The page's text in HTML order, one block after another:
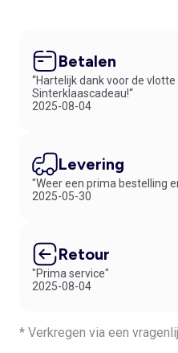
Betalen
“Hartelijk dank voor de
Sinterklaascadeau!“
2025-08-04
Levering
"Weer een prima bestelling
2025-05-30
Retour
"Prima service"
2025-08-04
* Verkregen via een